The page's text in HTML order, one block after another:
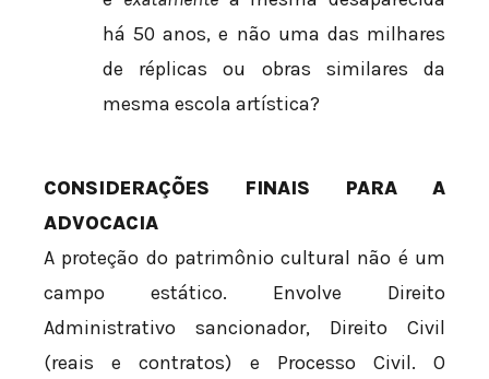
há 50 anos, e não uma das milhares
de réplicas ou obras similares da
mesma escola artística?
CONSIDERAÇÕES FINAIS PARA A
ADVOCACIA
A proteção do patrimônio cultural não é um
campo estático. Envolve Direito
Administrativo sancionador, Direito Civil
(reais e contratos) e Processo Civil. O